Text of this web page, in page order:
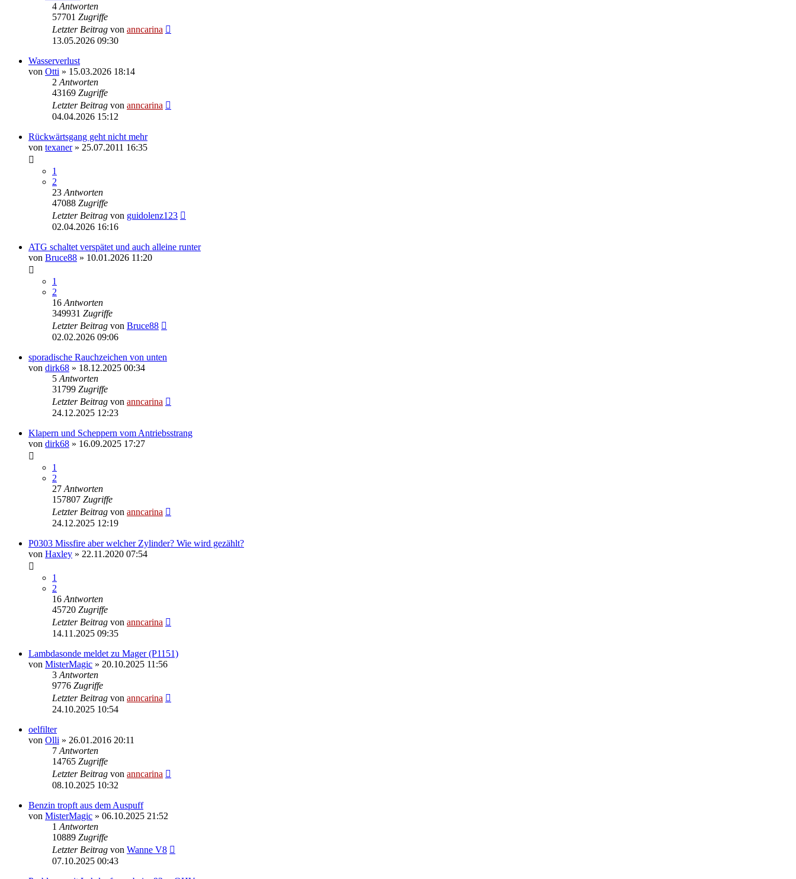
4 Antworten
57701 Zugriffe
Letzter Beitrag von anncarina
13.05.2026 09:30
Wasserverlust
von Otti » 15.03.2026 18:14
2 Antworten
43169 Zugriffe
Letzter Beitrag von anncarina
04.04.2026 15:12
Rückwärtsgang geht nicht mehr
von texaner» 25.07.2011 16:35
1
2
23 Antworten
47088 Zugriffe
Letzter Beitrag von guidolenz123
02.04.2026 16:16
ATG schaltet verspätet und auch alleine runter
von Bruce88 » 10.01.2026 11:20
1
2
16 Antworten
349931 Zugriffe
Letzter Beitrag von Bruce88
02.02.2026 09:06
sporadische Rauchzeichen von unten
von dirk68 » 18.12.2025 00:34
5 Antworten
31799 Zugriffe
Letzter Beitrag von anncarina
24.12.2025 12:23
Klapern und Scheppern vom Antriebsstrang
von dirk68 » 16.09.2025 17:27
1
2
27 Antworten
157807 Zugriffe
Letzter Beitrag von anncarina
24.12.2025 12:19
P0303 Missfire aber welcher Zylinder? Wie wird gezählt?
von Haxley » 22.11.2020 07:54
1
2
16 Antworten
45720 Zugriffe
Letzter Beitrag von anncarina
14.11.2025 09:35
Lambdasonde meldet zu Mager (P1151)
von MisterMagic » 20.10.2025 11:56
3 Antworten
9776 Zugriffe
Letzter Beitrag von anncarina
24.10.2025 10:54
oelfilter
von Olli » 26.01.2016 20:11
7 Antworten
14765 Zugriffe
Letzter Beitrag von anncarina
08.10.2025 10:32
Benzin tropft aus dem Auspuff
von MisterMagic » 06.10.2025 21:52
1 Antworten
10889 Zugriffe
Letzter Beitrag von Wanne V8
07.10.2025 00:43